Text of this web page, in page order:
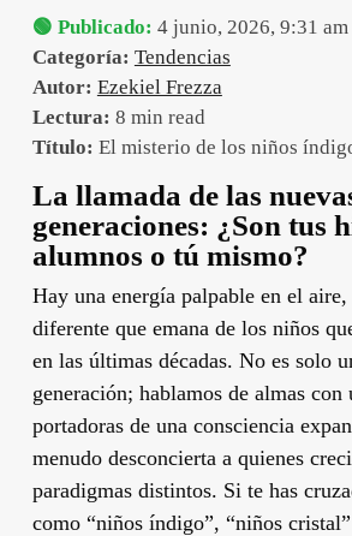
🟢 Publicado: 4 junio, 2026, 9:31 am
Categoría: Tendencias
Autor: Ezekiel Frezza
Lectura: 8 min read
Título: El misterio de los niños
La llamada de las
generaciones: ¿Son tus
alumnos o tú mismo?
Hay una energía palpable en el
diferente que emana de los niños
en las últimas décadas. No es solo
generación; hablamos de almas con
portadoras de una consciencia
menudo desconcierta a quienes
paradigmas distintos. Si te has
como “niños índigo”, “niños